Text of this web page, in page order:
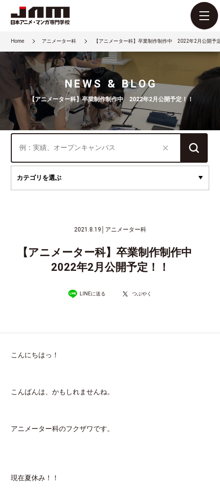
Home アニメーター科 【アニメーター科】卒業制作制作中 2022年2月公開予
NEWS & BLOG
【アニメーター科】卒業制作制作中 2022年2月公開予定！！
2021.8.19 アニメーター科
【アニメーター科】卒業制作制作中
2022年2月公開予定！！
LINEに送る つぶやく
こんにちはっ！
こんばんは、かもしれませんね。
アニメーター科のフクザワです。
現在夏休み！！